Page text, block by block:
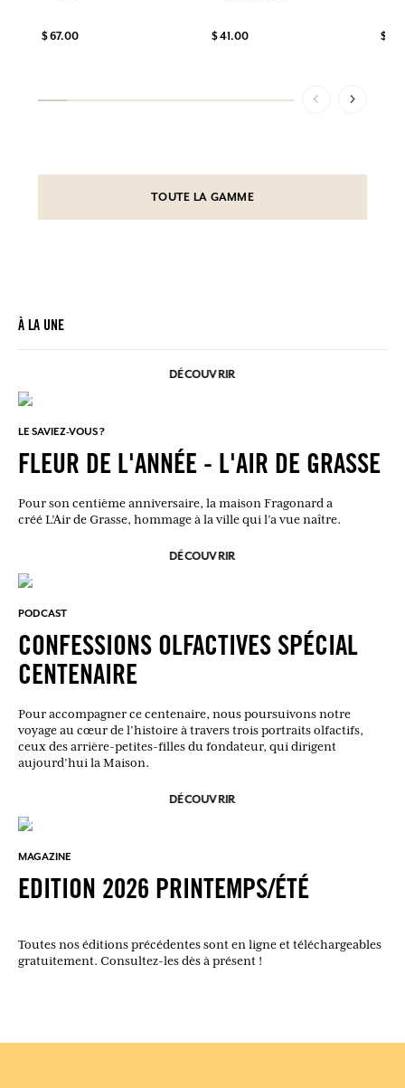
$ 67.00 $ 41.00 $
TOUTE LA GAMME
À LA UNE
DÉCOUVRIR
LE SAVIEZ-VOUS ?
FLEUR DE L'ANNÉE - L'AIR DE GRASSE
Pour son centième anniversaire, la maison Fragonard a
créé L’Air de Grasse, hommage à la ville qui l’a vue naître.
DÉCOUVRIR
PODCAST
CONFESSIONS OLFACTIVES SPÉCIAL
CENTENAIRE
Pour accompagner ce centenaire, nous poursuivons notre
voyage au cœur de l’histoire à travers trois portraits olfactifs,
ceux des arrière-petites-filles du fondateur, qui dirigent
aujourd’hui la Maison.
DÉCOUVRIR
MAGAZINE
EDITION 2026 PRINTEMPS/ÉTÉ
Toutes nos éditions précédentes sont en ligne et téléchargeables
gratuitement. Consultez-les dès à présent !